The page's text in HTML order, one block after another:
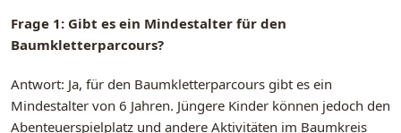
Frage 1: Gibt es ein Mindestalter für den
Baumkletterparcours?
Antwort: Ja, für den Baumkletterparcours gibt es ein
Mindestalter von 6 Jahren. Jüngere Kinder können jedoch den
Abenteuerspielplatz und andere Aktivitäten im Baumkreis